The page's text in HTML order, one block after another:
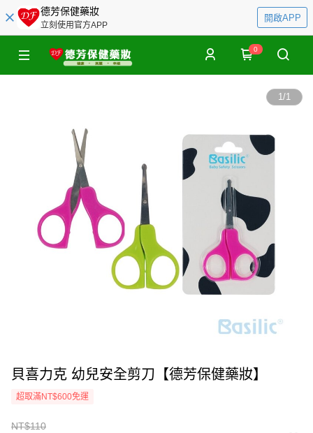
德芳保健藥妝
立刻使用官方APP
開啟APP
0
1/1
貝喜力克 幼兒安全剪刀【德芳保健藥妝】
超取滿NT$600免運
NT$110